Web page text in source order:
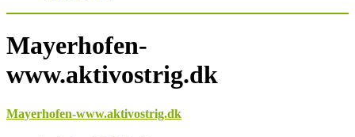
Mayerhofen-
www.aktivostrig.dk
Mayerhofen-www.aktivostrig.dk